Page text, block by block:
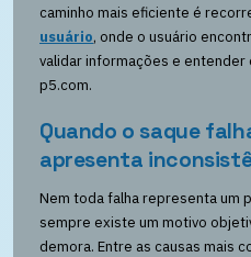
caminho mais eficiente é
usuário, onde o usuário
validar informações e
p5.com.
Quando o saque
apresenta
Nem toda falha representa um
sempre existe um motivo
demora. Entre as causas mais